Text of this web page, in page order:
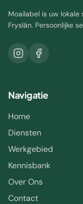
Moailabel is uw
Fryslân. Persoonlijke
Navigatie
Home
Diensten
Werkgebied
Kennisbank
Over Ons
Contact